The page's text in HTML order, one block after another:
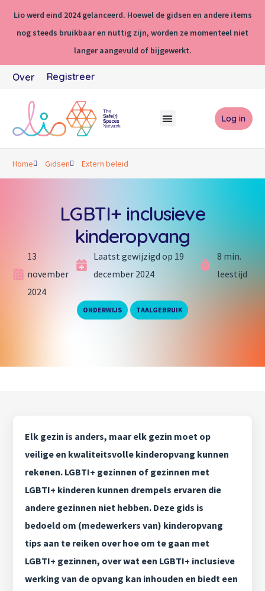
Lio werd eind 2024 gelanceerd. Hoewel de gidsen en andere items
nog steeds bruikbaar en nuttig zijn, worden ze momenteel niet
langer aangevuld of bijgewerkt.
Over Registreer
Log in
Home Gidsen Extern beleid
LGBTI+ inclusieve
kinderopvang
13
november
2024
Laatst gewijzigd op 19
december 2024
8 min.
leestijd
ONDERWIJS TAALGEBRUIK
Elk gezin is anders, maar elk gezin moet op
veilige en kwaliteitsvolle kinderopvang kunnen
rekenen. LGBTI+ gezinnen of gezinnen met
LGBTI+ kinderen kunnen drempels ervaren die
andere gezinnen niet hebben. Deze gids is
bedoeld om (medewerkers van) kinderopvang
tips aan te reiken over hoe om te gaan met
LGBTI+ gezinnen, over wat een LGBTI+ inclusieve
werking van de opvang kan inhouden en biedt een